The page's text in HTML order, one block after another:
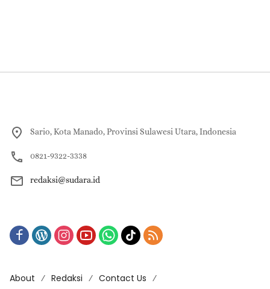
Sario, Kota Manado, Provinsi Sulawesi Utara, Indonesia
0821-9322-3338
redaksi@sudara.id
About Redaksi
Contact Us